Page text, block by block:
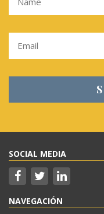
SOCIAL MEDIA
NAVEGACIÓN